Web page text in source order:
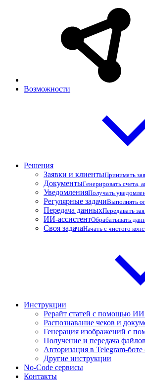
Возможности
Решения
Заявки и клиентыПринимать
ДокументыГенерировать счета,
УведомленияПолучать
Регулярные задачиВыполнять
Передача данныхПередавать
ИИ-ассистентОбрабатывать
Своя задачаНачать с чистого
Инструкции
Рерайт статей с помощью
Распознавание чеков и
Генерация изображений с
Получение и передача
Авторизация в Telegram-
Другие инструкции
No-Code сервисы
Контакты